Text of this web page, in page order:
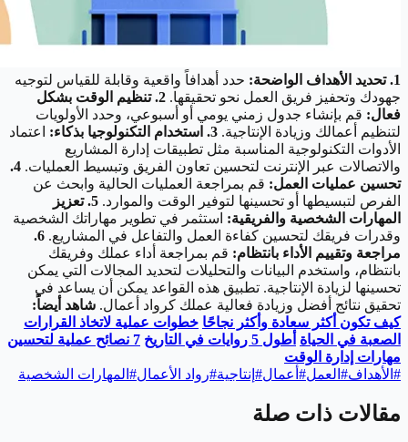
1. تحديد الأهداف الواضحة:
حدد أهدافاً واقعية وقابلة للقياس لتوجيه
جهودك وتحفيز فريق العمل نحو تحقيقها.
2. تنظيم الوقت بشكل
فعال: قم بإنشاء جدول زمني يومي أو أسبوعي، وحدد الأولويات
لتنظيم أعمالك وزيادة الإنتاجية. 3. استخدام التكنولوجيا بذكاء:
اعتماد
الأدوات التكنولوجية المناسبة مثل تطبيقات إدارة المشاريع
والاتصالات عبر الإنترنت لتحسين تعاون الفريق وتبسيط العمليات.
4.
تحسين عمليات العمل: قم بمراجعة العمليات الحالية وابحث عن
الفرص لتبسيطها أو تحسينها لتوفير الوقت والموارد.
5. تعزيز
المهارات الشخصية والفريقية: استثمر في تطوير مهاراتك الشخصية
وقدرات فريقك لتحسين كفاءة العمل والتفاعل في المشاريع.
6.
مراجعة وتقييم الأداء بانتظام: قم بمراجعة أداء عملك وفريقك
بانتظام، واستخدم البيانات والتحليلات لتحديد المجالات التي يمكن
تحسينها لزيادة الإنتاجية. تطبيق هذه القواعد يمكن أن يساعد في
تحقيق نتائج أفضل وزيادة فعالية عملك كرواد أعمال. شاهد أيضاً:
كيف تكون أكثر سعادة وأكثر نجاحًا خطوات عملية لاتخاذ القرارات
الصعبة في الحياة أطول 5 روايات في التاريخ
7 نصائح عملية لتحسين
مهارات إدارة الوقت
# الأهداف# العمل# أعمال# إنتاجية#رواد الأعمال# المهارات الشخصية
مقالات ذات صلة